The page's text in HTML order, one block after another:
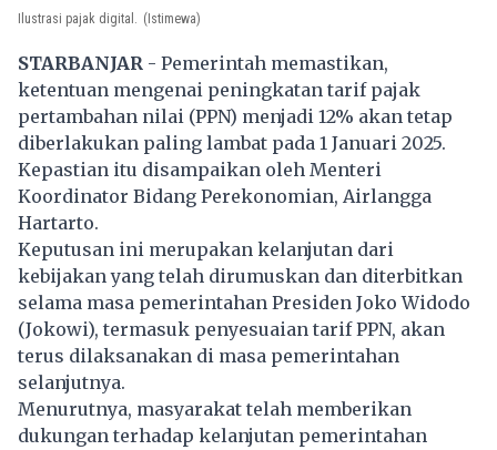
Ilustrasi pajak digital. (Istimewa)
STARBANJAR - Pemerintah memastikan,
ketentuan mengenai peningkatan tarif pajak
pertambahan nilai (PPN) menjadi 12% akan tetap
diberlakukan paling lambat pada 1 Januari 2025.
Kepastian itu disampaikan oleh Menteri
Koordinator Bidang Perekonomian, Airlangga
Hartarto.
Keputusan ini merupakan kelanjutan dari
kebijakan yang telah dirumuskan dan diterbitkan
selama masa pemerintahan Presiden Joko Widodo
(Jokowi), termasuk penyesuaian tarif PPN, akan
terus dilaksanakan di masa pemerintahan
selanjutnya.
Menurutnya, masyarakat telah memberikan
dukungan terhadap kelanjutan pemerintahan